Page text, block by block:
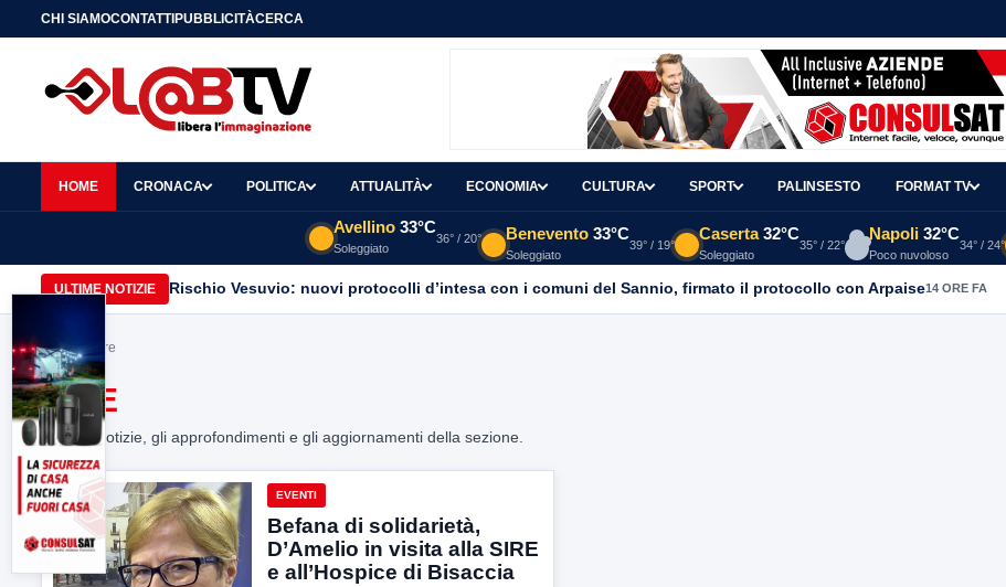
CHI SIAMOCONTATTIPUBBLICITÀCERCA
HOME CRONACA POLITICA ATTUALITÀ ECONOMIA CULTURA SPORT PALINSESTO FORMAT TV
Avellino 33°C
Soleggiato
36° / 20° Benevento 33°C
Soleggiato
39° / 19°
Caserta 32°C
Soleggiato
35° / 22°
Napoli 32°C
Poco nuvoloso
34° / 24°
ULTIME NOTIZIE Rischio Vesuvio: nuovi protocolli d’intesa con i comuni del Sannio, firmato il protocollo con Arpaise14 ORE FA
Home> Sire
SIRE
Tutte le notizie, gli approfondimenti e gli aggiornamenti della sezione.
EVENTI
Befana di solidarietà,
D’Amelio in visita alla SIRE
e all’Hospice di Bisaccia